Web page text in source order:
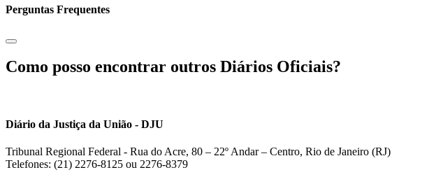
Perguntas Frequentes
Como posso encontrar outros Diários Oficiais?
Diário da Justiça da União - DJU
Tribunal Regional Federal - Rua do Acre, 80 – 22º Andar – Centro, Rio de Janeiro (RJ)
Telefones: (21) 2276-8125 ou 2276-8379